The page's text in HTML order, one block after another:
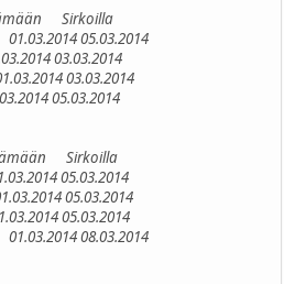
Sirkoilla
01.03.201405.03.2014
03.03.2014
03.03.2014
05.03.2014
Sirkoilla
05.03.2014
05.03.2014
05.03.2014
01.03.201408.03.2014